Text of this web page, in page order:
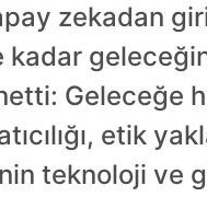
zekadan
kadar
Geleceğe
etik
teknoloji ve